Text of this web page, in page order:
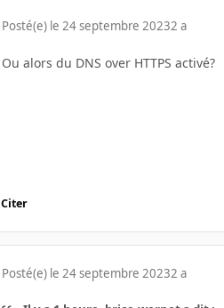
Posté(e) le 24 septembre 20232 a
Ou alors du DNS over HTTPS activé?
Citer
Posté(e) le 24 septembre 20232 a